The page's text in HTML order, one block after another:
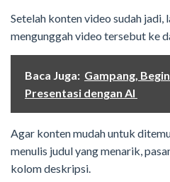
Setelah konten video sudah
mengunggah video tersebut ke
Baca Juga: Gampang,
Presentasi dengan AI
Agar konten mudah untuk
menulis judul yang menarik,
kolom deskripsi.